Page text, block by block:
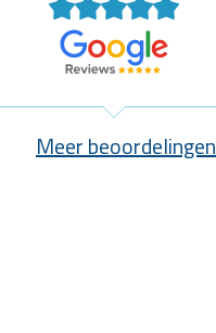
Meer beoordelingen